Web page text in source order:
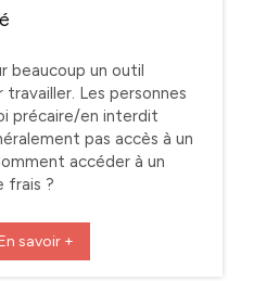
beaucoup un outil
travailler. Les personnes
précaire/en interdit
pas accès à un
accéder à un
frais ?
savoir +